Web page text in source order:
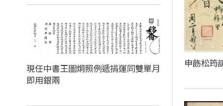
申飭松筠
現任中書王圖炯照例遞捐運同雙單月
即用銀兩